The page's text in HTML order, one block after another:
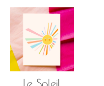
Le Soleil